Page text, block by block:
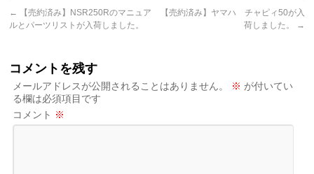
←
【売約済み】NSR250Rのマニュア
ルとパーツリストが入荷しました。
【売約済み】ヤマハ チャピィ50が入
荷しました。
→
コメントを残す
メールアドレスが公開されることはありません。 ※ が付いてい
る欄は必須項目です
コメント ※